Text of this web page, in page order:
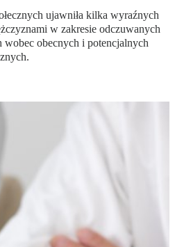
ujawniła kilka wyraźnych
w zakresie odczuwanych
wobec obecnych i potencjalnych